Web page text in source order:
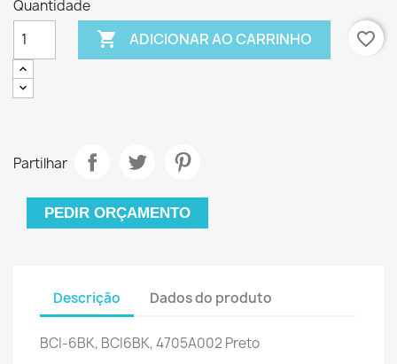
Quantidade
 ADICIONAR AO CARRINHO favorite_border
Partilhar
PEDIR ORÇAMENTO
Descrição Dados do produto
BCI-6BK, BCI6BK, 4705A002 Preto